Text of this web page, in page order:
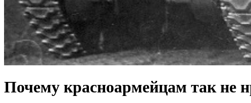
Почему красноармейцам так не